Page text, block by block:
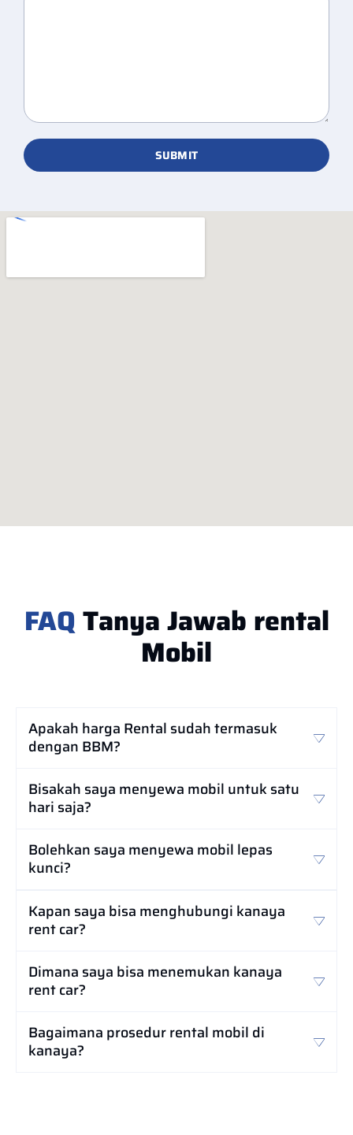
SUBMIT
FAQTanya Jawab rental
Mobil
Apakah harga Rental sudah termasuk
dengan BBM?
Bisakah saya menyewa mobil untuk satu
hari saja?
Bolehkan saya menyewa mobil lepas
kunci?
Kapan saya bisa menghubungi kanaya
rent car?
Dimana saya bisa menemukan kanaya
rent car?
Bagaimana prosedur rental mobil di
kanaya?